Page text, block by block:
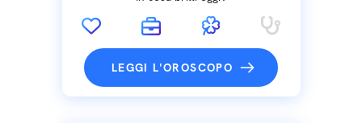
LEGGI L'OROSCOPO